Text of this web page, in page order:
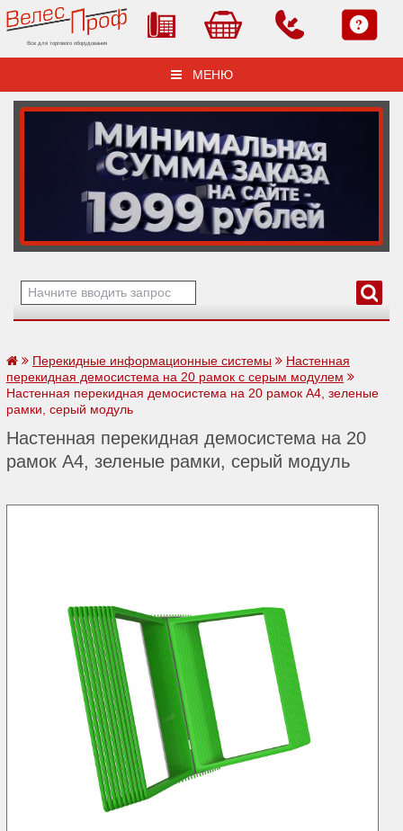
Все для торгового оборудования
МЕНЮ
Перекидные информационные системы
Настенная
перекидная демосистема на 20 рамок с серым модулем
Настенная перекидная демосистема на 20 рамок А4, зеленые
рамки, серый модуль
Настенная перекидная демосистема на 20
рамок А4, зеленые рамки, серый модуль